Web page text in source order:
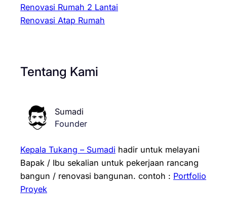
Renovasi Rumah 2 Lantai
Renovasi Atap Rumah
Tentang Kami
Sumadi
Founder
Kepala Tukang – Sumadi hadir untuk melayani
Bapak / Ibu sekalian untuk pekerjaan rancang
bangun / renovasi bangunan. contoh : Portfolio
Proyek